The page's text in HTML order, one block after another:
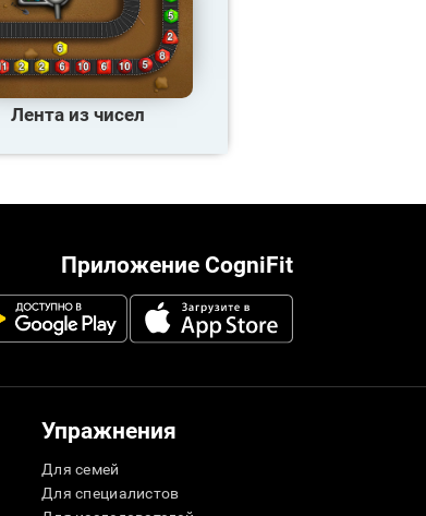
Лента из чисел
Приложение CogniFit
Упражнения
Для семей
Для специалистов